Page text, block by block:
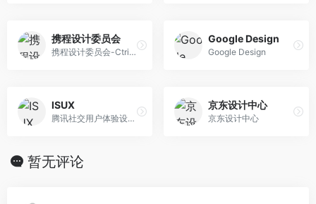
携程设计委员会
携程设计委员会-Ctrip Design Committee
Google Design
Google Design
ISUX
腾讯社交用户体验设计部
京东设计中心
京东设计中心
暂无评论